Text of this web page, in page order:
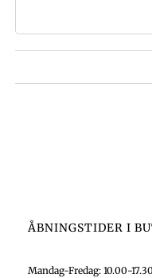
ÅBNINGSTIDER I
Mandag-Fredag: 10.00-17.30